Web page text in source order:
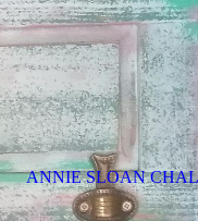
ANNIE SLOAN